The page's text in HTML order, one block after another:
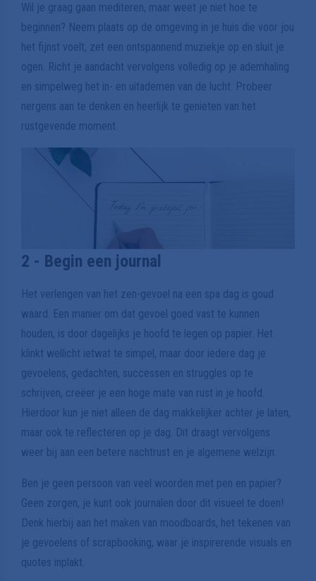
Wil je graag gaan mediteren, maar weet je niet hoe te
beginnen? Neem plaats op de omgeving in je huis die voor jou
het fijnst voelt, zet een ontspannend muziekje op en sluit je
ogen. Richt je aandacht vervolgens volledig op je ademhaling
en simpelweg het in- en uitademen van de lucht. Probeer
nergens aan te denken en heerlijk te genieten van het
rustgevende moment.
2 - Begin een journal
Het verlengen van het zen-gevoel na een spa dag is goud
waard. Een manier om dat gevoel goed vast te kunnen
houden, is door dagelijks je hoofd te legen op papier. Het
klinkt wellicht ietwat te simpel, maar door iedere dag je
gevoelens, gedachten, successen en struggles op te
schrijven, creëer je een hoge mate van rust in je hoofd.
Hierdoor kun je niet alleen de dag makkelijker achter je laten,
maar ook te reflecteren op je dag. Dit draagt vervolgens
weer bij aan een betere nachtrust en je algemene welzijn.
Ben je geen persoon van veel woorden met pen en papier?
Geen zorgen, je kunt ook journalen door dit visueel te doen!
Denk hierbij aan het maken van moodboards, het tekenen van
je gevoelens of scrapbooking, waar je inspirerende visuals en
quotes inplakt.